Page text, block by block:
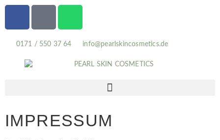
0171 / 550 37 64 info@pearlskincosmetics.de
IMPRESSUM